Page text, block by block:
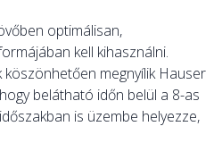
optimálisan,
kell kihasználni.
köszönhetően megnyílik Hauser
belátható időn belül a 8-as
is üzembe helyezze,